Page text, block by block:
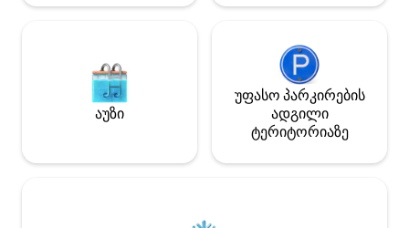
აუზი
უფასო პარკირების
ადგილი
ტერიტორიაზე